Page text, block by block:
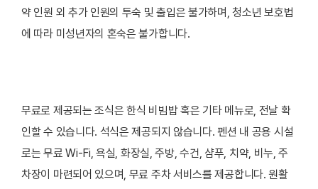
약 인원 외 추가 인원의 투숙 및 출입은 불가하며, 청소년 보호법
에 따라 미성년자의 혼숙은 불가합니다.
무료로 제공되는 조식은 한식 비빔밥 혹은 기타 메뉴로, 전날 확
인할 수 있습니다. 석식은 제공되지 않습니다. 펜션 내 공용 시설
로는 무료 Wi-Fi, 욕실, 화장실, 주방, 수건, 샴푸, 치약, 비누, 주
차장이 마련되어 있으며, 무료 주차 서비스를 제공합니다. 원활